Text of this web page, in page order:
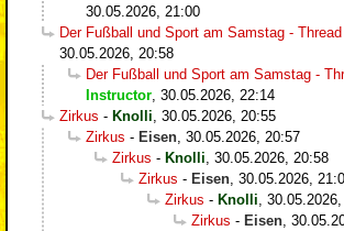
30.05.2026, 21:00
Der Fußball und Sport am Samstag - Thread
30.05.2026, 20:58
Der Fußball und Sport am Samstag -
Instructor 30.05.2026, 22:14
Zirkus - Knolli 30.05.2026, 20:55
Zirkus - Eisen 30.05.2026, 20:57
Zirkus - Knolli 30.05.2026, 20:58
Zirkus - Eisen 30.05.2026,
Zirkus - Knolli 30.05.2026,
Zirkus - Eisen